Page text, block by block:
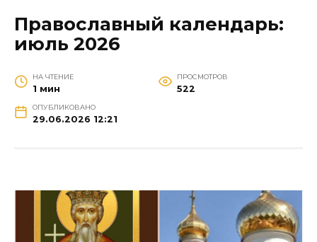
Православный календарь:
июль 2026
НА ЧТЕНИЕ
1 мин
ПРОСМОТРОВ
522
ОПУБЛИКОВАНО
29.06.2026 12:21